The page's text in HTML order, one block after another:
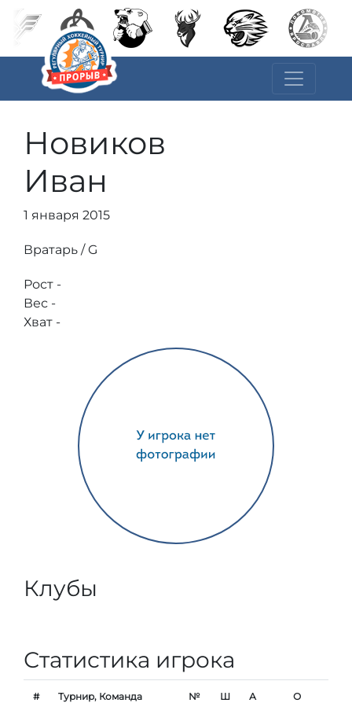
Новиков
Иван
1 января 2015
Вратарь / G
Рост -
Вес -
Хват -
Клубы
Статистика игрока
# Турнир, Команда № Ш А О